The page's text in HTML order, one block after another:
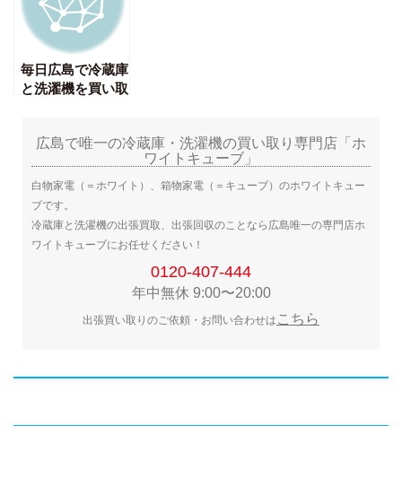
毎日広島で冷蔵庫
と洗濯機を買い取
広島で唯一の冷蔵庫・洗濯機の買い取り専門店「ホ
ワイトキューブ」
白物家電（＝ホワイト）、箱物家電（＝キューブ）のホワイトキュー
ブです。
冷蔵庫と洗濯機の出張買取、出張回収のことなら広島唯一の専門店ホ
ワイトキューブにお任せください！
0120-407-444
年中無休 9:00〜20:00
出張買い取りのご依頼・お問い合わせは こちら